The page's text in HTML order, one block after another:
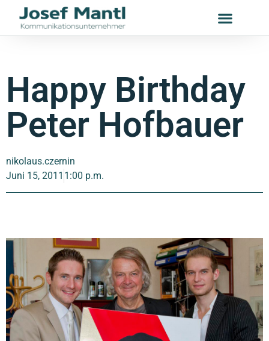
Happy Birthday
Peter Hofbauer
nikolaus.czernin
Juni 15, 2011 1:00 p.m.